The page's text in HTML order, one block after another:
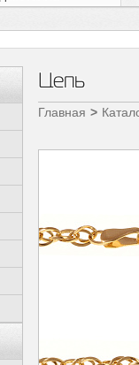
Цепь
Главная